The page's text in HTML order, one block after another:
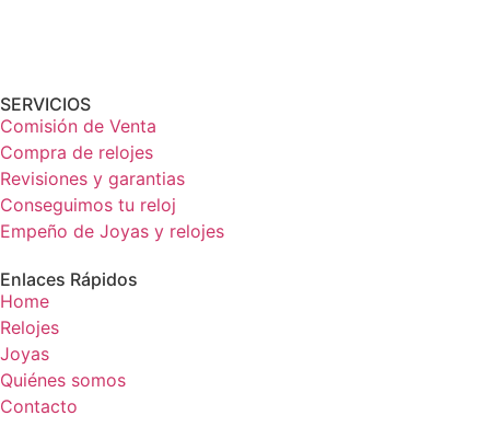
SERVICIOS
Comisión de Venta
Compra de relojes
Revisiones y garantias
Conseguimos tu reloj
Empeño de Joyas y relojes
Enlaces Rápidos
Home
Relojes
Joyas
Quiénes somos
Contacto